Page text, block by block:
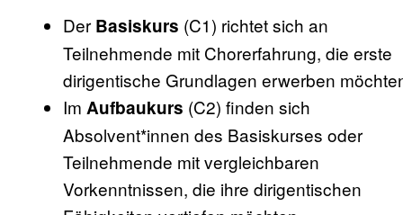
Der Basiskurs (C1) richtet sich an
Teilnehmende mit Chorerfahrung, die erste
dirigentische Grundlagen erwerben
Im Aufbaukurs (C2) finden sich
Absolvent*innen des Basiskurses oder
Teilnehmende mit vergleichbaren
Vorkenntnissen, die ihre dirigentischen